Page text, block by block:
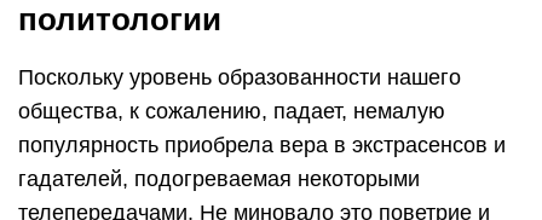
политологии
Поскольку уровень образованности нашего
общества, к сожалению, падает, немалую
популярность приобрела вера в экстрасенсов и
гадателей, подогреваемая некоторыми
телепередачами. Не миновало это поветрие и